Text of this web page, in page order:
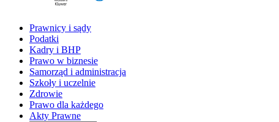
Prawnicy i sądy
Podatki
Kadry i BHP
Prawo w biznesie
Samorząd i administracja
Szkoły i uczelnie
Zdrowie
Prawo dla każdego
Akty Prawne